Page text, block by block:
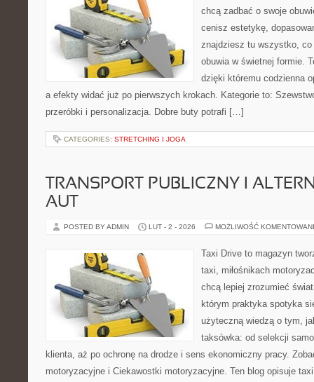
chcą zadbać o swoje
cenisz estetykę,
znajdziesz tu wszystko, co
obuwia w świetnej formie.
dzięki któremu codzienna
a efekty widać już po pierwszych krokach. Kategorie to:
przeróbki i personalizacja. Dobre buty potrafi […]
CATEGORIES: STRETCHING I JOGA
TRANSPORT PUBLICZNY I
AUT
POSTED BY ADMIN LUT - 2 - 2026 MOŻLIWOŚĆ
Taxi Drive to magazyn
taxi, miłośnikach
chcą lepiej zrozumieć
którym praktyka spotyka
użyteczną wiedzą o tym,
taksówka: od selekcji
klienta, aż po ochronę na drodze i sens ekonomiczny pracy.
motoryzacyjne i Ciekawostki motoryzacyjne. Ten blog opisuje